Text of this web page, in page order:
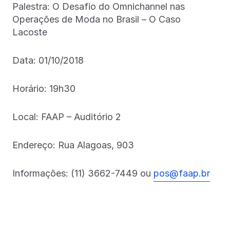
Palestra: O Desafio do Omnichannel nas
Operações de Moda no Brasil – O Caso
Lacoste
Data: 01/10/2018
Horário: 19h30
Local: FAAP – Auditório 2
Endereço: Rua Alagoas, 903
Informações: (11) 3662-7449 ou pos@faap.br